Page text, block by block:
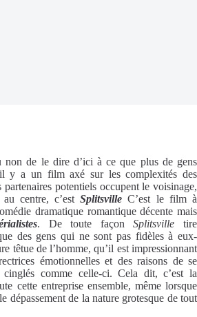
de le dire d’ici à ce que plus de gens
y a un film axé sur les complexités des
potentiels occupent le voisinage,
au centre, c’estSplitsville C’est le film à
dramatique romantique décente mais
. De toute façonSplitsvilletire
des gens qui ne sont pas fidèles à eux-
têtue de l’homme, qu’il est impressionnant
émotionnelles et des raisons de se
cinglés comme celle-ci. Cela dit, c’est la
cette entreprise ensemble, même lorsque
dépassement de la nature grotesque de tout